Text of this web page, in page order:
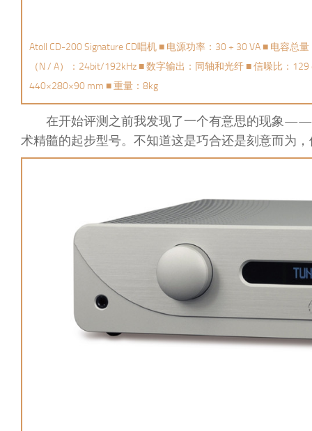
Atoll CD-200 Signature CD唱机 ■ 电源功率：30 + 30 VA ■ 电容
（N / A）：24bit/192kHz ■ 数字输出：同轴和光纤 ■ 信噪比：
440×280×90 mm ■ 重量：8kg
在开始评测之前我发现了一个有意思的现象——
术精髓的起步型号。不知道这是巧合还是刻意而为